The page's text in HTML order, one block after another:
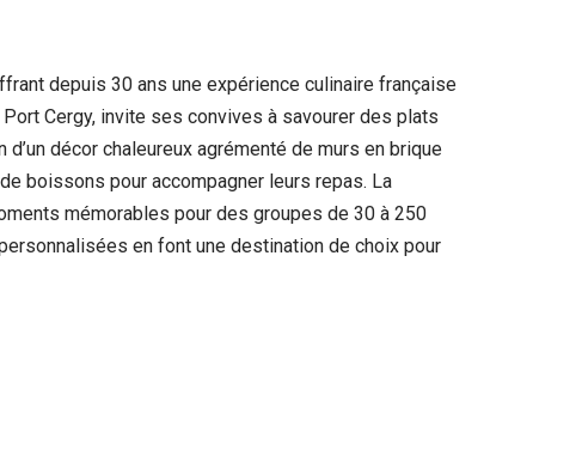
depuis 30 ans une expérience culinaire française
Cergy, invite ses convives à savourer des plats
décor chaleureux agrémenté de murs en brique
boissons pour accompagner leurs repas. La
mémorables pour des groupes de 30 à 250
en font une destination de choix pour